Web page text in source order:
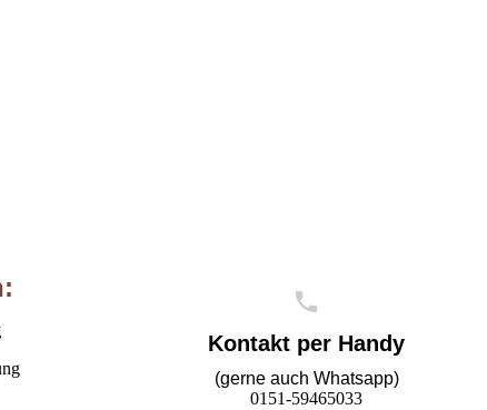
Kontakt per Handy
(gerne auch Whatsapp)
0151-59465033